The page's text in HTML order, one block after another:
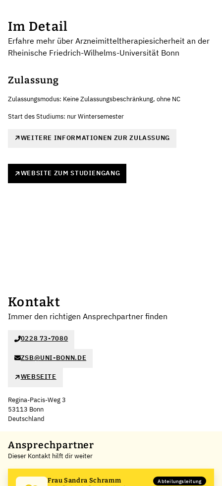
Im Detail
Erfahre mehr über Arzneimitteltherapiesicherheit an der
Rheinische Friedrich-Wilhelms-Universität Bonn
Zulassung
Zulassungsmodus: Keine Zulassungsbeschränkung, ohne NC
Start des Studiums: nur Wintersemester
WEITERE INFORMATIONEN ZUR ZULASSUNG
WEBSITE ZUM STUDIENGANG
Kontakt
Immer den richtigen Ansprechpartner finden
0228 73-7080
ZSB@UNI-BONN.DE
WEBSEITE
Regina-Pacis-Weg 3
53113 Bonn
Deutschland
+
−
Ansprechpartner
Dieser Kontakt hilft dir weiter
Frau Sandra Schramm Abteilungsleitung